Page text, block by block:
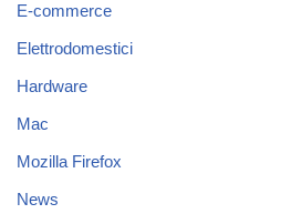
E-commerce
Elettrodomestici
Hardware
Mac
Mozilla Firefox
News